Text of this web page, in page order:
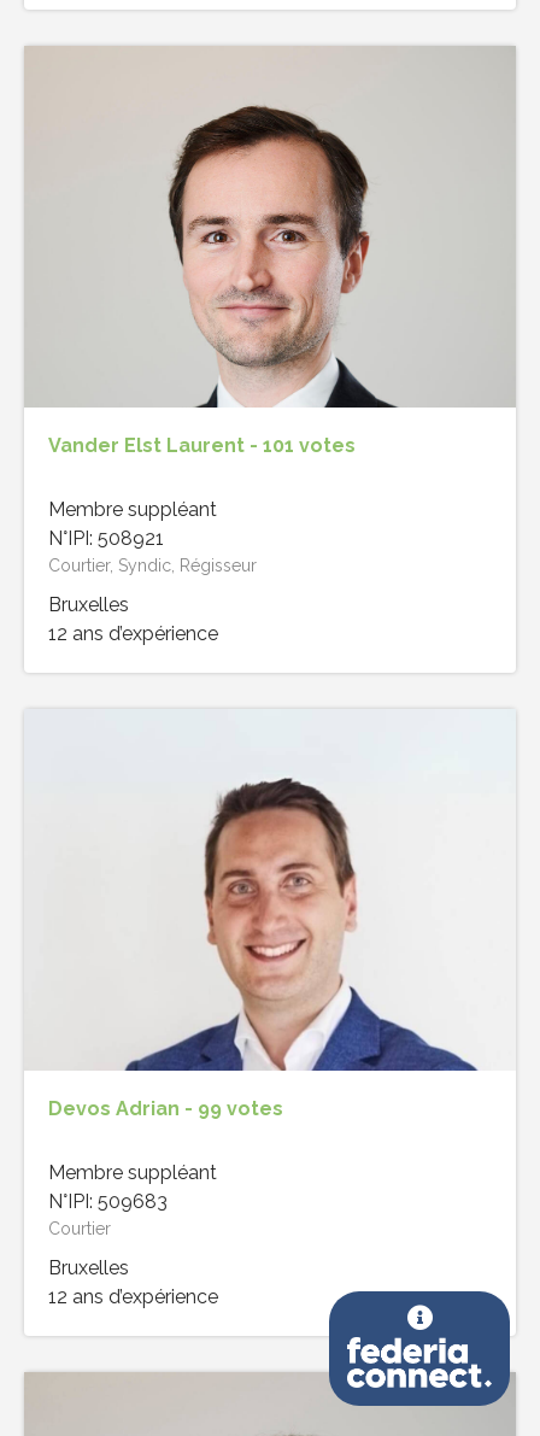
Vander Elst Laurent - 101 votes
Membre suppléant
N°IPI: 508921
Courtier, Syndic, Régisseur
Bruxelles
12 ans d’expérience
Devos Adrian - 99 votes
Membre suppléant
N°IPI: 509683
Courtier
Bruxelles
12 ans d’expérience